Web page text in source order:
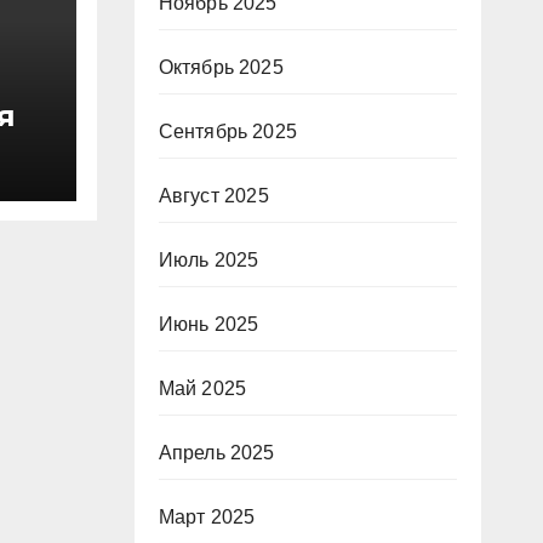
Октябрь 2025
Сентябрь 2025
Август 2025
Июль 2025
Июнь 2025
Май 2025
Апрель 2025
Март 2025